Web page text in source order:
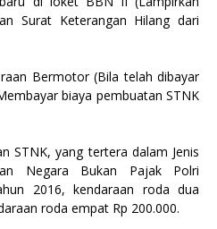
Surat Keterangan Hilang dari
Bermotor (Bila telah dibayar
biaya pembuatan STNK
STNK, yang tertera dalam Jenis
Negara Bukan Pajak Polri
2016, kendaraan roda dua
roda empat Rp 200.000.